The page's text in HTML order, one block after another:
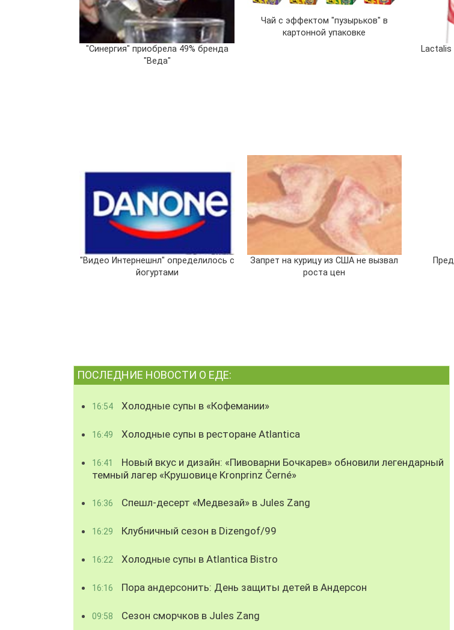
"Синергия" приобрела 49% бренда
"Веда"
Чай с эффектом "пузырьков" в
картонной упаковке
"Видео Интернешнл" определилось с
йогуртами
Запрет на курицу из США не вызвал
роста цен
ПОСЛЕДНИЕ НОВОСТИ О ЕДЕ:
16:54 Холодные супы в «Кофемании»
16:49 Холодные супы в ресторане Atlantica
16:41
Новый вкус и дизайн: «Пивоварни Бочкарев» обновили легендарный
темный лагер «Крушовице Kronprinz Černé»
16:36 Спешл-десерт «Медвезай» в Jules Zang
16:29 Клубничный сезон в Dizengof/99
16:22 Холодные супы в Atlantica Bistro
16:16 Пора андерсонить: День защиты детей в Андерсон
09:58 Сезон сморчков в Jules Zang